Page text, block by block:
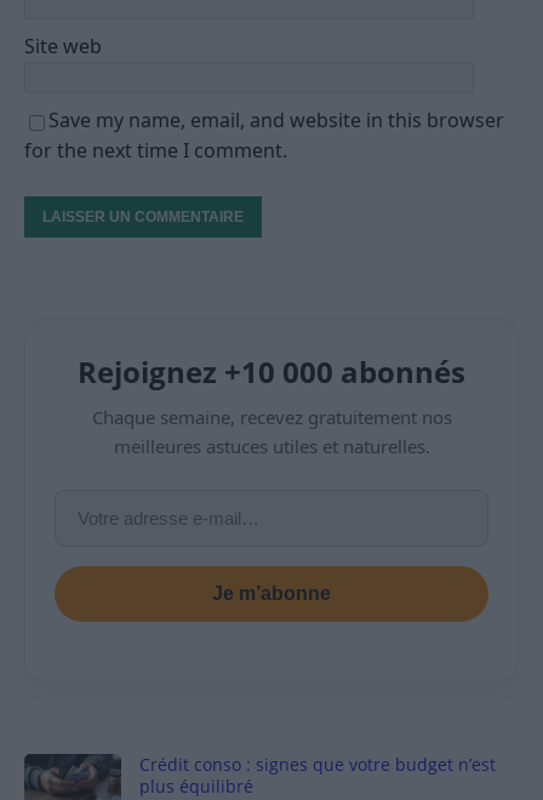
Site web
Save my name, email, and website in this browser
for the next time I comment.
Rejoignez +10 000 abonnés
Chaque semaine, recevez gratuitement nos
meilleures astuces utiles et naturelles.
Je m’abonne
Crédit conso : signes que votre budget n’est
plus équilibré